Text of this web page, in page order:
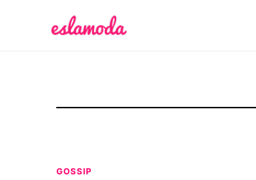
GOSSIP